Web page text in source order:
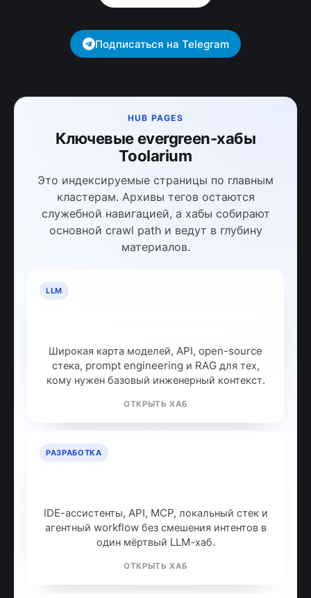
Подписаться на Telegram
HUB PAGES
Ключевые evergreen-хабы
Toolarium
Это индексируемые страницы по главным
кластерам. Архивы тегов остаются
служебной навигацией, а хабы собирают
основной crawl path и ведут в глубину
материалов.
LLM
Широкая карта моделей, API, open-source
стека, prompt engineering и RAG для тех,
кому нужен базовый инженерный контекст.
ОТКРЫТЬ ХАБ
РАЗРАБОТКА
IDE-ассистенты, API, MCP, локальный стек и
агентный workflow без смешения интентов в
один мёртвый LLM-хаб.
ОТКРЫТЬ ХАБ